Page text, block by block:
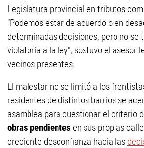
Legislatura provincial en tributos
"Podemos estar de acuerdo o en
determinadas decisiones, pero no se
violatoria a la ley", sostuvo el asesor
vecinos presentes.
El malestar no se limitó a los
residentes de distintos barrios se
asamblea para cuestionar el criterio
obras pendientes en sus propias
creciente desconfianza hacia las